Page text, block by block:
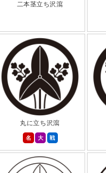
二本茎立ち沢瀉
丸に立ち沢瀉
名
大 戦